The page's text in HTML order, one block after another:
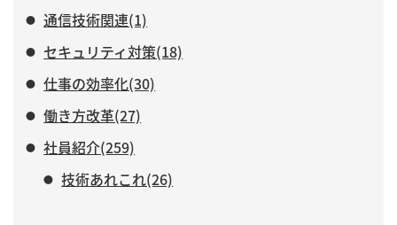
通信技術関連(1)
セキュリティ対策(18)
仕事の効率化(30)
働き方改革(27)
社員紹介(259)
技術あれこれ(26)